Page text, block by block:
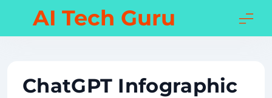
content
AI Tech Guru
ChatGPT Infographic